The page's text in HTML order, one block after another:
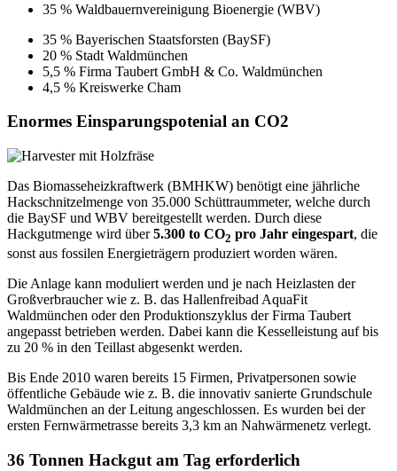
35 % Waldbauernvereinigung Bioenergie (WBV)
35 % Bayerischen Staatsforsten (BaySF)
20 % Stadt Waldmünchen
5,5 % Firma Taubert GmbH & Co. Waldmünchen
4,5 % Kreiswerke Cham
Enormes Einsparungspotenial an CO2
Das Biomasseheizkraftwerk (BMHKW) benötigt eine jährliche
Hackschnitzelmenge von 35.000 Schüttraummeter, welche durch
die BaySF und WBV bereitgestellt werden. Durch diese
Hackgutmenge wird über5.300 to CO2 pro Jahr eingespart, die
sonst aus fossilen Energieträgern produziert worden wären.
Die Anlage kann moduliert werden und je nach Heizlasten der
Großverbraucher wie z. B. das Hallenfreibad AquaFit
Waldmünchen oder den Produktionszyklus der Firma Taubert
angepasst betrieben werden. Dabei kann die Kesselleistung auf bis
zu 20 % in den Teillast abgesenkt werden.
Bis Ende 2010 waren bereits 15 Firmen, Privatpersonen sowie
öffentliche Gebäude wie z. B. die innovativ sanierte Grundschule
Waldmünchen an der Leitung angeschlossen. Es wurden bei der
ersten Fernwärmetrasse bereits 3,3 km an Nahwärmenetz verlegt.
36 Tonnen Hackgut am Tag erforderlich